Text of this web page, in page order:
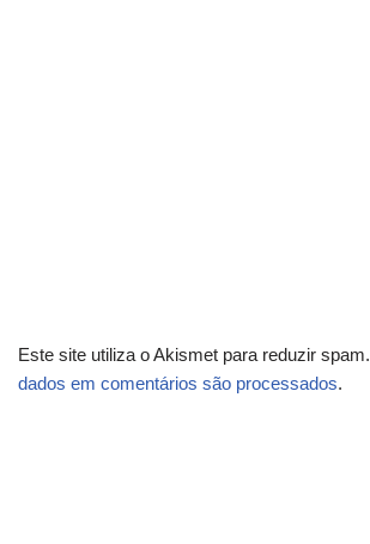
Este site utiliza o Akismet para reduzir spam.
dados em comentários são processados.